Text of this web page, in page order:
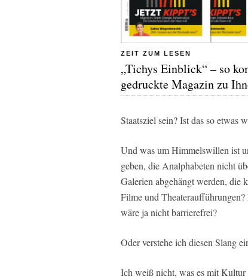
ZEIT ZUM LESEN
„Tichys Einblick“ – so
gedruckte Magazin zu
Staatsziel sein? Ist das so etwas
Und was um Himmelswillen ist
geben, die Analphabeten nicht
Galerien abgehängt werden, die
Filme und
wäre ja nicht barrierefrei?
Oder verstehe ich diesen Slang
Ich weiß nicht, was es mit